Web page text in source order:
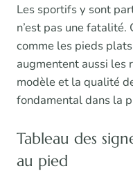
Les sportifs y sont
n’est pas une
comme les pieds
augmentent aussi les
modèle et la qualité
fondamental dans la
Tableau des
au pied